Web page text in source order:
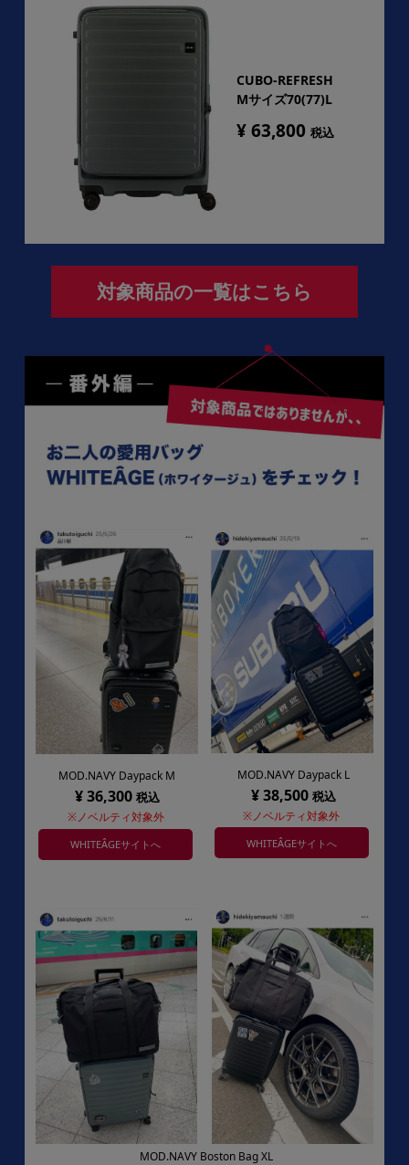
CUBO-REFRESH
Mサイズ70(77)L
¥ 63,800 税込
対象商品の一覧はこちら
MOD.NAVY Daypack M
¥ 36,300 税込
※ノベルティ対象外
WHITEÂGEサイトへ
MOD.NAVY Daypack L
¥ 38,500 税込
※ノベルティ対象外
WHITEÂGEサイトへ
MOD.NAVY Boston Bag XL